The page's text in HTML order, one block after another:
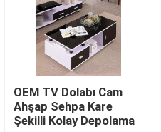
OEM TV Dolabı Cam
Ahşap Sehpa Kare
Şekilli Kolay Depolama